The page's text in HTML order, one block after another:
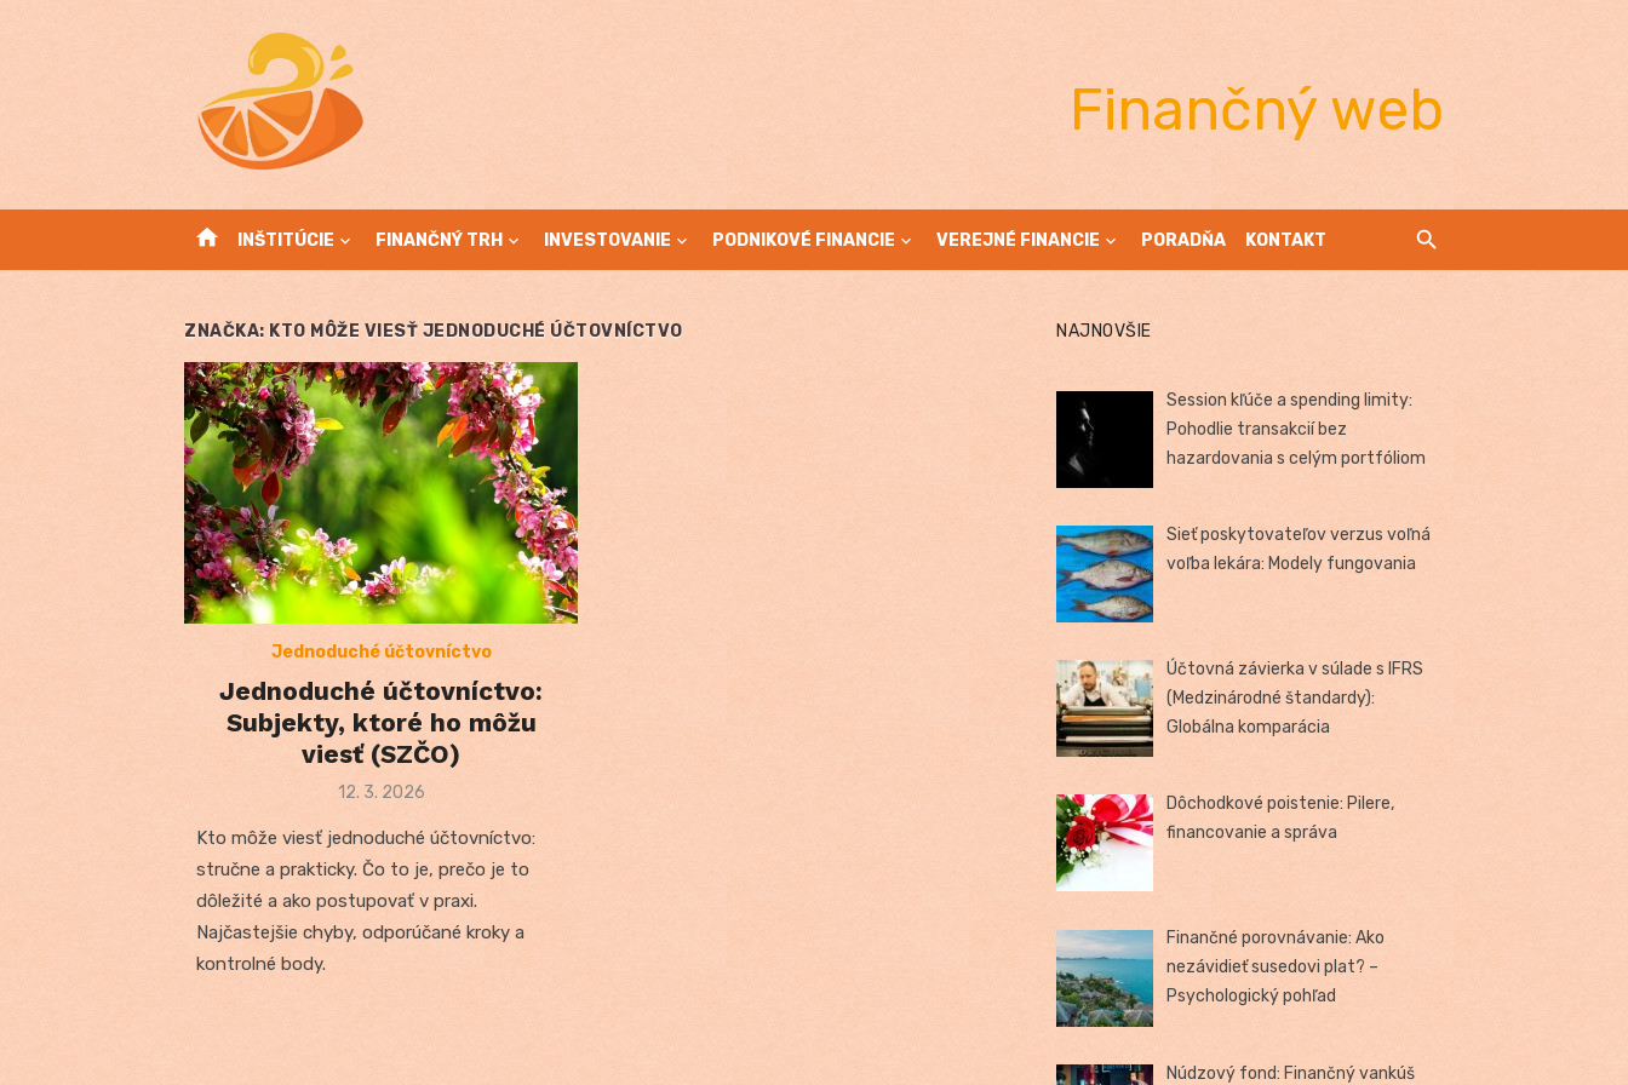
Finančný web
home INŠTITÚCIE FINANČNÝ TRH INVESTOVANIE PODNIKOVÉ FINANCIE VEREJNÉ FINANCIE PORADŇA KONTAKT
ZNAČKA: KTO MÔŽE VIESŤ JEDNODUCHÉ ÚČTOVNÍCTVO
Jednoduché účtovníctvo
Jednoduché účtovníctvo:
Subjekty, ktoré ho môžu
viesť (SZČO)
Posted
12. 3. 2026
Kto môže viesť jednoduché účtovníctvo:
stručne a prakticky. Čo to je, prečo je to
dôležité a ako postupovať v praxi.
Najčastejšie chyby, odporúčané kroky a
kontrolné body.
NAJNOVŠIE
Session kľúče a spending limity:
Pohodlie transakcií bez
hazardovania s celým portfóliom
Sieť poskytovateľov verzus voľná
voľba lekára: Modely fungovania
Účtovná závierka v súlade s IFRS
(Medzinárodné štandardy):
Globálna komparácia
Dôchodkové poistenie: Pilere,
financovanie a správa
Finančné porovnávanie: Ako
nezávidieť susedovi plat? –
Psychologický pohľad
Núdzový fond: Finančný vankúš